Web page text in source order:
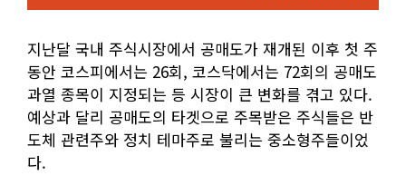
지난달 국내 주식시장에서 공매도가 재개된 이후 첫 주
동안 코스피에서는 26회, 코스닥에서는 72회의 공매도
과열 종목이 지정되는 등 시장이 큰 변화를 겪고 있다.
예상과 달리 공매도의 타겟으로 주목받은 주식들은 반
도체 관련주와 정치 테마주로 불리는 중소형주들이었
다.